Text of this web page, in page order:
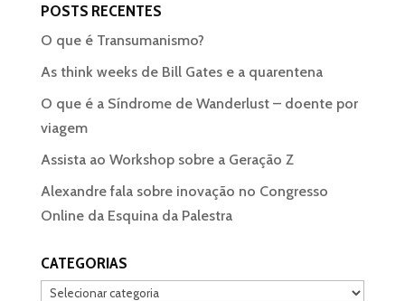
POSTS RECENTES
O que é Transumanismo?
As think weeks de Bill Gates e a quarentena
O que é a Síndrome de Wanderlust – doente por
viagem
Assista ao Workshop sobre a Geração Z
Alexandre fala sobre inovação no Congresso
Online da Esquina da Palestra
CATEGORIAS
Categorias